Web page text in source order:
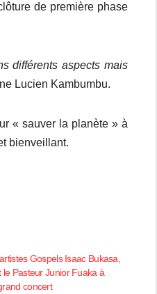
de première phase
différents aspects mais
Lucien Kambumbu.
« sauver la planète » à
bienveillant.
Gospels Isaac Bukasa,
Pasteur Junior Fuaka à
concert